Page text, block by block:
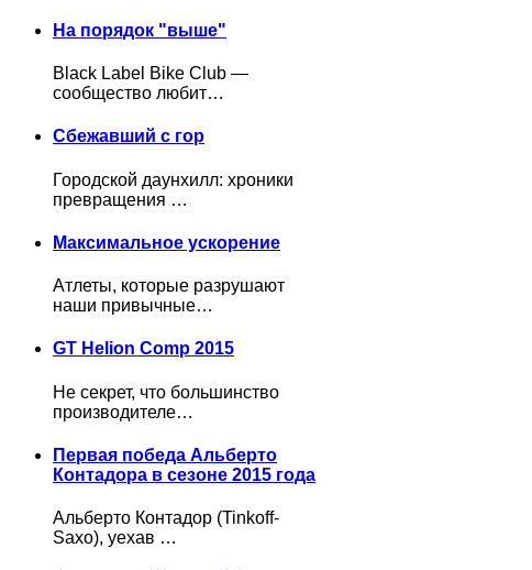
На порядок "выше"
Black Label Bike Club —
сообщество любит…
Сбежавший с гор
Городской даунхилл: хроники
превращения …
Максимальное ускорение
Атлеты, которые разрушают
наши привычные…
GT Helion Comp 2015
Не секрет, что большинство
производителе…
Первая победа Альберто
Контадора в сезоне 2015 года
Альберто Контадор (Tinkoff-
Saxo), уехав …